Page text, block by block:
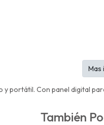
portátil. Con panel digital
Mas
También